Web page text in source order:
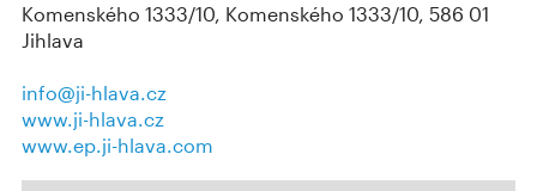
Komenského 1333/10, Komenského 1333/10, 586 01
Jihlava
info@ji-hlava.cz
www.ji-hlava.cz
www.ep.ji-hlava.com